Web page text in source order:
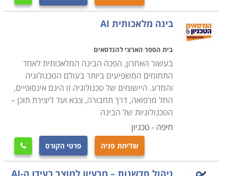
בינה מלאכותית AI
בית הספר הארצי להנדסאים
בעשור האחרון, הפכה הבינה המלאכותית לאחד
התחומים המשפיעים ביותר בעולם הטכנולוגיה
והמדע. היישומים של טכנולוגיה זו הינם אינסופיים,
החל מרפואה, דרך תחבורה, צבא ועד ליצירת תוכן –
הטכנולוגיות של הבינה
חיפה - טכניון
שליחת פניה פרטי הקורס 
ניהול חדשנות – מרעיון למוצר בעידן ה-AI